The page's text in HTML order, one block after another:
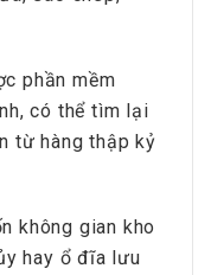
phần mềm
có thể tìm lại
từ hàng thập kỷ
không gian kho
hay ổ đĩa lưu